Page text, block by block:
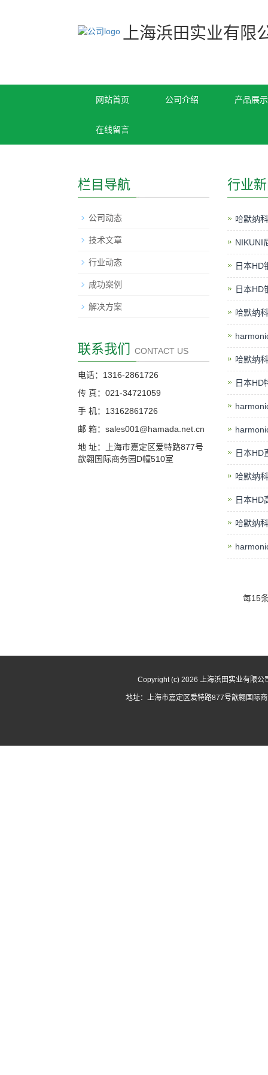
上海浜田实业有限
网站首页 公司介绍 产品展示
在线留言
行业
哈默纳
NIKUNI
日本HD
日本HD
哈默纳
哈默纳
日本HD
日本HD
哈默纳
日本HD
哈默纳
每15
栏目导航
公司动态
技术文章
行业动态
成功案例
解决方案
联系我们 CONTACT US
电话：1316-2861726
传 真：021-34721059
手 机：13162861726
邮 箱：sales001@hamada.net.cn
地 址：上海市嘉定区爱特路877号
歆翱国际商务园D幢510室
Copyright (c) 2026 上海浜田实业有限公
地址：上海市嘉定区爱特路877号歆翱国